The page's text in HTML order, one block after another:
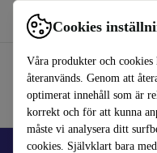
Cookies
Våra produkter och cookies
återanvänds. Genom att
optimerat innehåll som är
korrekt och för att kunna
måste vi analysera ditt
cookies. Självklart bara
Använd refurbed snabbt och
🎒 Back to school